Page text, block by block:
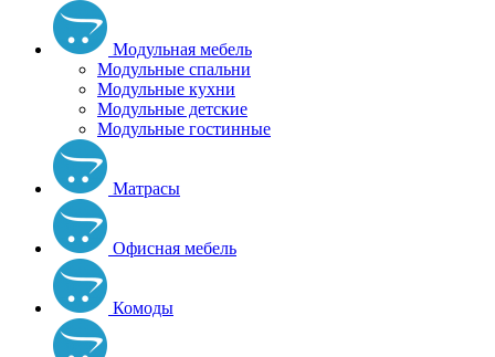
Модульная мебель
Модульные спальни
Модульные кухни
Модульные детские
Модульные гостинные
Матрасы
Офисная мебель
Комоды